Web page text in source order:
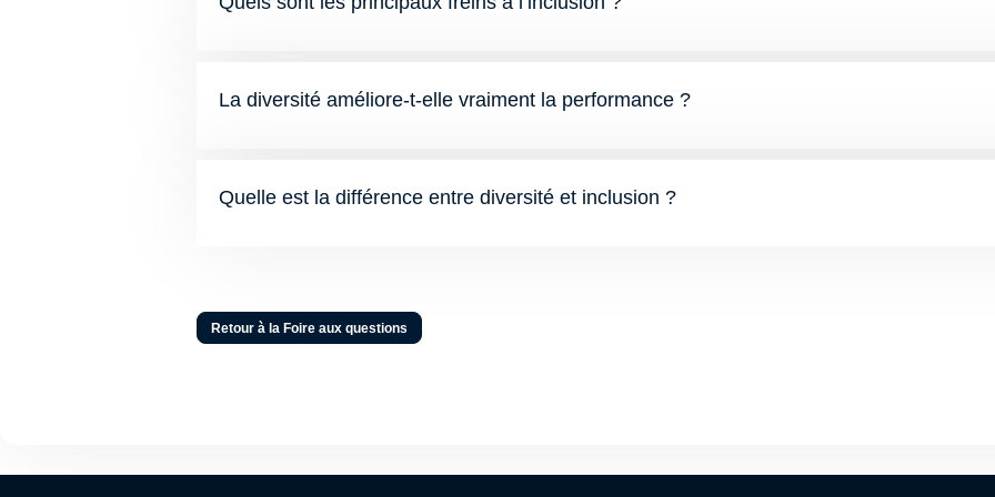
La diversité améliore-t-elle vraiment la performance ?
Quelle est la différence entre diversité et inclusion ?
Retour à la Foire aux questions